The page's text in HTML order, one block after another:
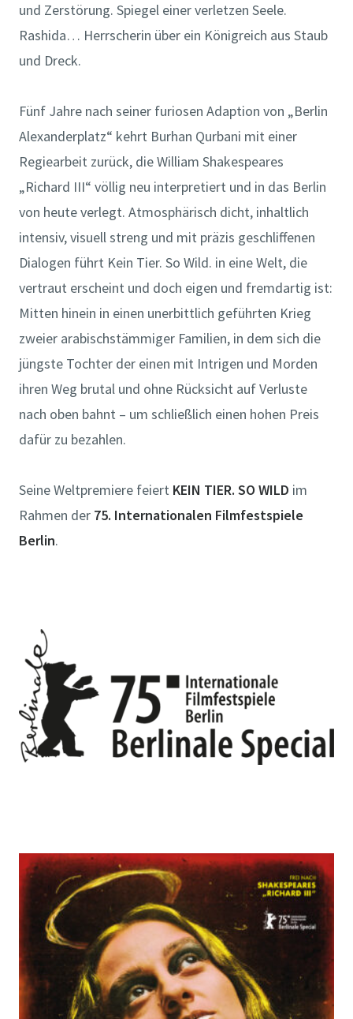
und Zerstörung. Spiegel einer verletzen Seele.
Rashida… Herrscherin über ein Königreich aus Staub
und Dreck.
Fünf Jahre nach seiner furiosen Adaption von „Berlin
Alexanderplatz“ kehrt Burhan Qurbani mit einer
Regiearbeit zurück, die William Shakespeares
„Richard III“ völlig neu interpretiert und in das Berlin
von heute verlegt. Atmosphärisch dicht, inhaltlich
intensiv, visuell streng und mit präzis geschliffenen
Dialogen führt Kein Tier. So Wild. in eine Welt, die
vertraut erscheint und doch eigen und fremdartig ist:
Mitten hinein in einen unerbittlich geführten Krieg
zweier arabischstämmiger Familien, in dem sich die
jüngste Tochter der einen mit Intrigen und Morden
ihren Weg brutal und ohne Rücksicht auf Verluste
nach oben bahnt – um schließlich einen hohen Preis
dafür zu bezahlen.
Seine Weltpremiere feiert KEIN TIER. SO WILD im
Rahmen der 75. Internationalen Filmfestspiele
Berlin.